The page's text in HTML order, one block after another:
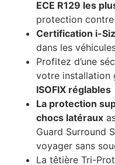
ECE R129 les
protection
Certification i-
dans les
Profitez d’une
votre installation
ISOFIX réglables
La protection
chocs latéraux
Guard Surround
voyager sans
La têtière Tri-